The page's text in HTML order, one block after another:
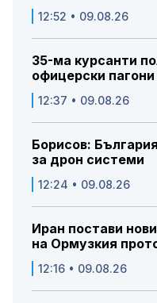
12:52 • 09.08.26
35-ма курсанти
офицерски
12:37 • 09.08.26
Борисов:
за дрон системи
12:24 • 09.08.26
Иран постави
на Ормузкия
12:16 • 09.08.26